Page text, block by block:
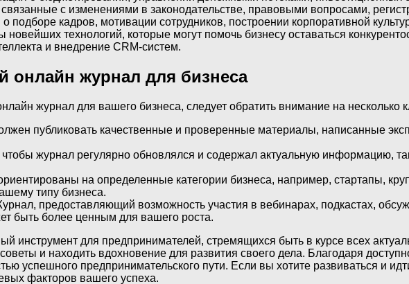
с изменениями в законодательстве, правовыми вопросами,
о подборе кадров, мотивации сотрудников, построении корпоративной
новейших технологий, которые могут помочь бизнесу оставаться
и внедрение CRM-систем.
онлайн журнал для бизнеса
журнал для вашего бизнеса, следует обратить внимание на несколько
публиковать качественные и проверенные материалы, написанные
журнал регулярно обновлялся и содержал актуальную информацию,
на определенные категории бизнеса, например, стартапы,
типу бизнеса.
предоставляющий возможность участия в вебинарах, подкастах,
быть более ценным для вашего роста.
инструмент для предпринимателей, стремящихся быть в курсе всех
и находить вдохновение для развития своего дела. Благодаря
успешного предпринимательского пути. Если вы хотите развиваться и
факторов вашего успеха.